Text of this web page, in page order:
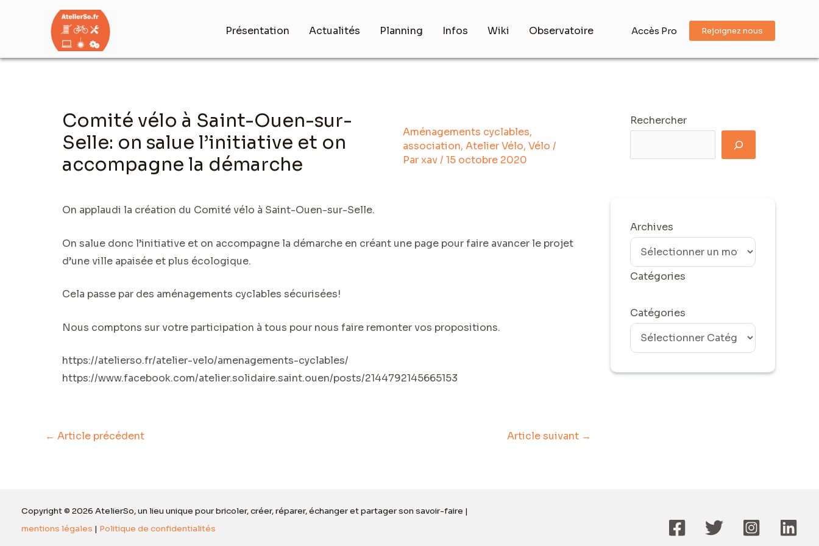
Présentation Actualités Planning Infos Wiki Observatoire Accès Pro Rejoignez nous
Comité vélo à Saint-Ouen-sur-
Selle: on salue l’initiative et on
accompagne la démarche
Aménagements cyclables,
association, Atelier Vélo, Vélo /
Parxav/ 15 octobre 2020
On applaudi la création du Comité vélo à Saint-Ouen-sur-Selle.
On salue donc l’initiative et on accompagne la démarche en créant une page pour faire avancer le projet
d’une ville apaisée et plus écologique.
Cela passe par des aménagements cyclables sécurisées!
Nous comptons sur votre participation à tous pour nous faire remonter vos propositions.
https://atelierso.fr/atelier-velo/amenagements-cyclables/
https://www.facebook.com/atelier.solidaire.saint.ouen/posts/2144792145665153
articles
← Article précédent Article suivant →
Rechercher
Archives
Catégories
Catégories
Copyright © 2026 AtelierSo, un lieu unique pour bricoler, créer, réparer, échanger et partager son savoir-faire |
mentions légales | Politique de confidentialités